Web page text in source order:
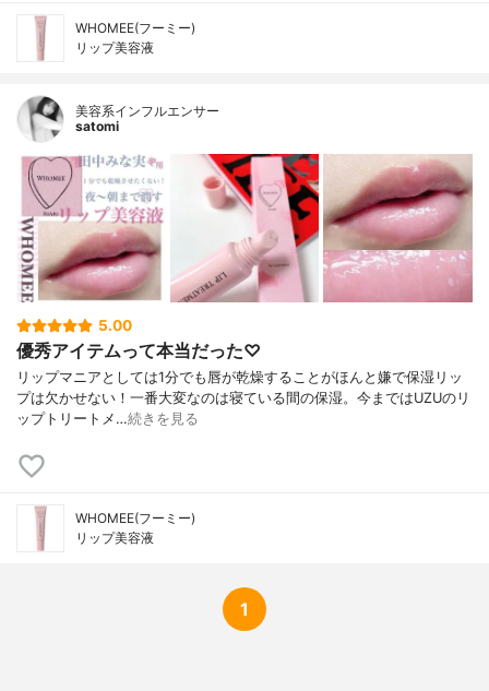
WHOMEE(フーミー)
リップ美容液
美容系インフルエンサー
satomi
5.00
優秀アイテムって本当だった♡
リップマニアとしては1分でも唇が乾燥することがほんと嫌で保湿リッ
プは欠かせない！一番大変なのは寝ている間の保湿。今まではUZUのリ
ップトリートメ…続きを見る
WHOMEE(フーミー)
リップ美容液
1